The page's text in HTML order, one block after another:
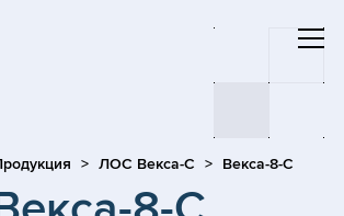
ЛОС Векса-С Векса-8-С